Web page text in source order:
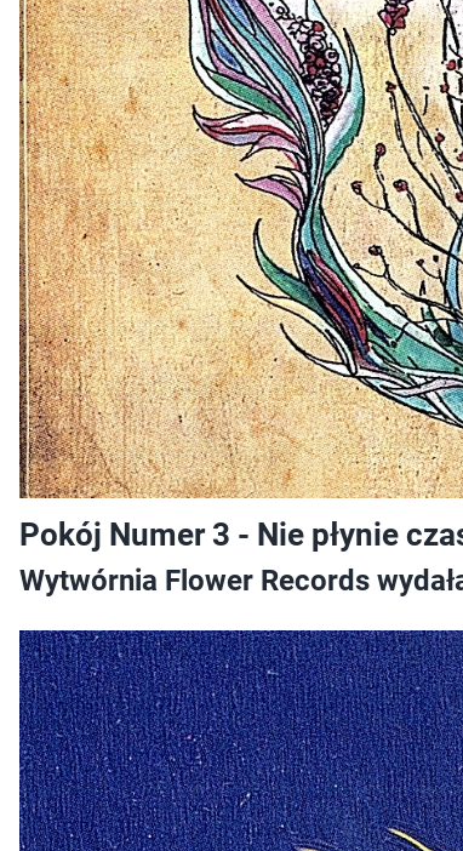
Pokój Numer 3 - Nie płynie
Wytwórnia Flower Records